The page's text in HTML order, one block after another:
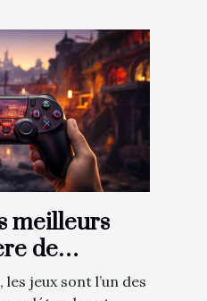
meilleurs
de
de jeux
jeux sont l’un des